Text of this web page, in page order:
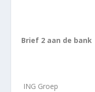
Brief 2 aan de bank
ING Groep